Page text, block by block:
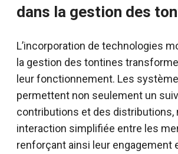
dans la gestion des
L’incorporation de technologies
la gestion des tontines
leur fonctionnement. Les
permettent non seulement un
contributions et des distributions,
interaction simplifiée entre les
renforçant ainsi leur engagement